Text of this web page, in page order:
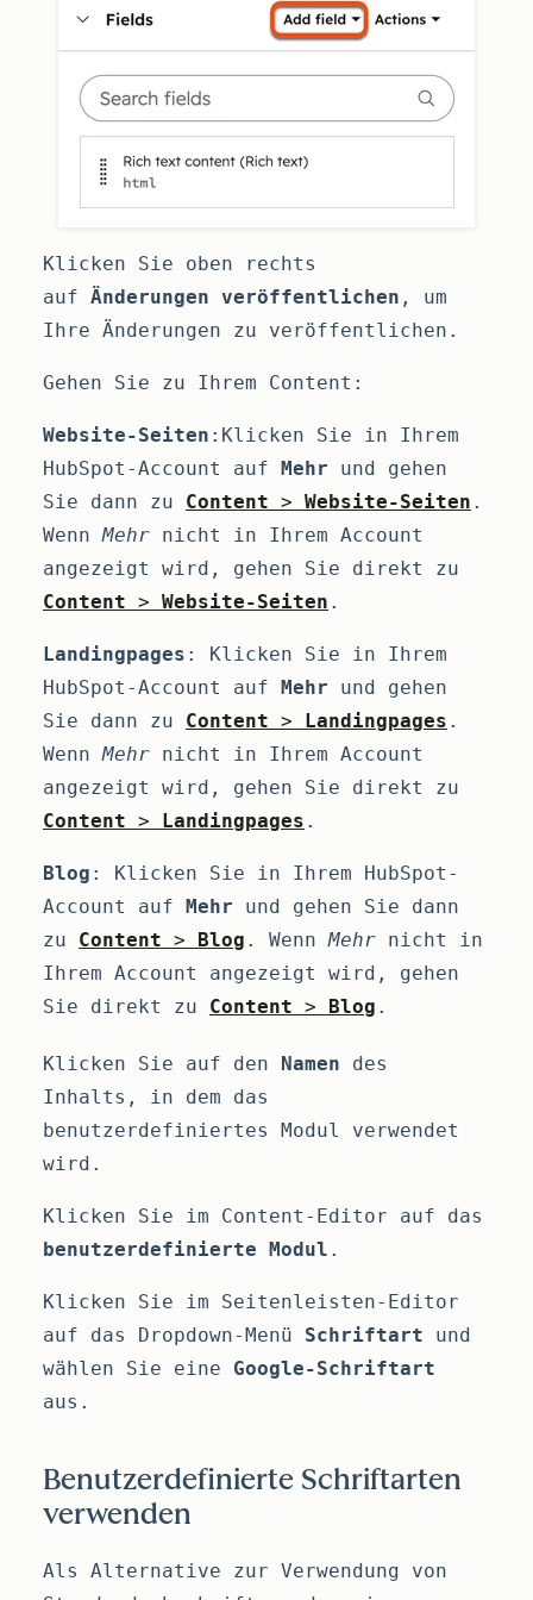
Klicken Sie oben rechts
auf Änderungen veröffentlichen , um
Ihre Änderungen zu veröffentlichen.
Gehen Sie zu Ihrem Content:
Website-Seiten :Klicken Sie in Ihrem
HubSpot-Account auf Mehr und gehen
Sie dann zu Content > Website-Seiten .
WennMehr nicht in Ihrem Account
angezeigt wird, gehen Sie direkt zu
Content > Website-Seiten .
Landingpages : Klicken Sie in Ihrem
HubSpot-Account auf Mehr und gehen
Sie dann zu Content > Landingpages .
WennMehr nicht in Ihrem Account
angezeigt wird, gehen Sie direkt zu
Content > Landingpages .
Blog : Klicken Sie in Ihrem HubSpot-
Account auf Mehr und gehen Sie dann
zu Content > Blog . WennMehr nicht in
Ihrem Account angezeigt wird, gehen
Sie direkt zu Content > Blog .
Klicken Sie auf den Namen des
Inhalts, in dem das
benutzerdefiniertes Modul verwendet
wird.
Klicken Sie im Content-Editor auf das
benutzerdefinierte Modul .
Klicken Sie im Seitenleisten-Editor
auf das Dropdown-Menü Schriftart und
wählen Sie eine Google-Schriftart
aus.
Benutzerdefinierte Schriftarten
verwenden
Als Alternative zur Verwendung von